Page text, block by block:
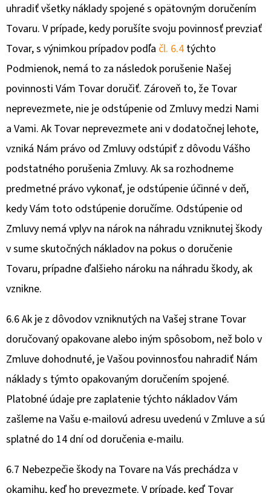
uhradiť všetky náklady spojené s opätovným doručením
Tovaru. V prípade, kedy porušíte svoju povinnosť prevziať
Tovar, s výnimkou prípadov podľa čl. 6.4 týchto
Podmienok, nemá to za následok porušenie Našej
povinnosti Vám Tovar doručiť. Zároveň to, že Tovar
neprevezmete, nie je odstúpenie od Zmluvy medzi Nami
a Vami. Ak Tovar neprevezmete ani v dodatočnej lehote,
vzniká Nám právo od Zmluvy odstúpiť z dôvodu Vášho
podstatného porušenia Zmluvy. Ak sa rozhodneme
predmetné právo vykonať, je odstúpenie účinné v deň,
kedy Vám toto odstúpenie doručíme. Odstúpenie od
Zmluvy nemá vplyv na nárok na náhradu vzniknutej škody
v sume skutočných nákladov na pokus o doručenie
Tovaru, prípadne ďalšieho nároku na náhradu škody, ak
vznikne.
6.6 Ak je z dôvodov vzniknutých na Vašej strane Tovar
doručovaný opakovane alebo iným spôsobom, než bolo v
Zmluve dohodnuté, je Vašou povinnosťou nahradiť Nám
náklady s týmto opakovaným doručením spojené.
Platobné údaje pre zaplatenie týchto nákladov Vám
zašleme na Vašu e-mailovú adresu uvedenú v Zmluve a sú
splatné do 14 dní od doručenia e-mailu.
6.7 Nebezpečie škody na Tovare na Vás prechádza v
okamihu, keď ho prevezmete. V prípade, keď Tovar